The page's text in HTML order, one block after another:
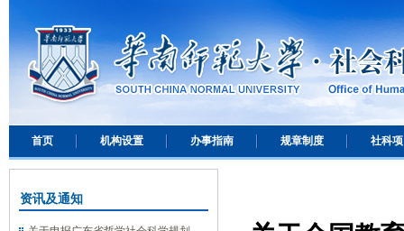
首页 机构设置 办事指南 规章制度 社科
资讯及通知